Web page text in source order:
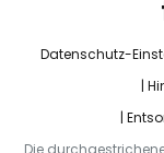
Datenschutz-
Die